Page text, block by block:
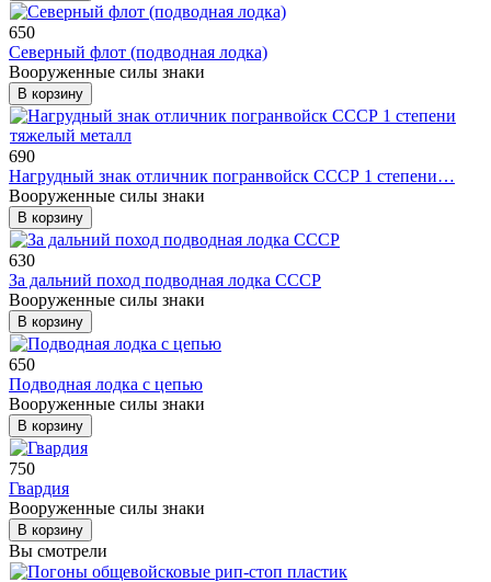
650
Северный флот (подводная лодка)
Вооруженные силы знаки
В корзину
690
Нагрудный знак отличник погранвойск СССР 1 степени…
Вооруженные силы знаки
В корзину
630
За дальний поход подводная лодка СССР
Вооруженные силы знаки
В корзину
650
Подводная лодка с цепью
Вооруженные силы знаки
В корзину
750
Гвардия
Вооруженные силы знаки
В корзину
Вы смотрели